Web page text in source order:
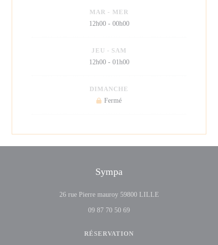
MAR - MER
12h00 - 00h00
JEU - SAM
12h00 - 01h00
DIMANCHE
Fermé
Sympa
26 rue Pierre mauroy 59800 LILLE((ouvre une nouvelle
09 87 70 50 69
RÉSERVATION